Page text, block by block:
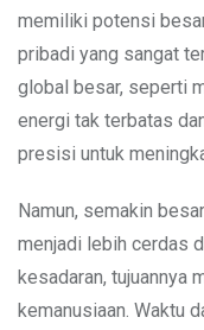
memiliki potensi
pribadi yang sangat
global besar, seperti
energi tak terbatas
presisi untuk
Namun, semakin
menjadi lebih cerdas
kesadaran, tujuannya
kemanusiaan. Waktu